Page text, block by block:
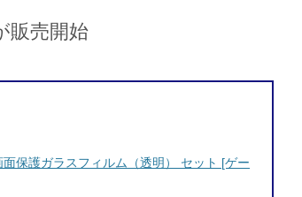
販売開始
保護ガラスフィルム（透明） セット [ゲー